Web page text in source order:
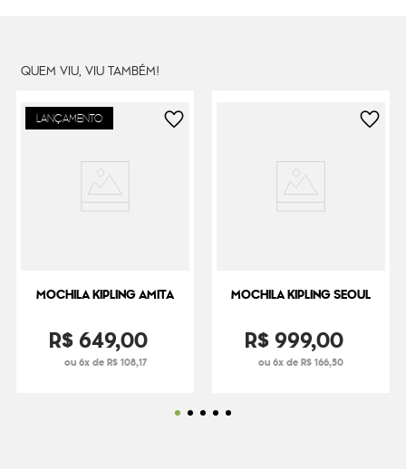
QUEM VIU, VIU TAMBÉM!
LANÇAMENTO
MOCHILA KIPLING AMITA
R$649,00
ou 6x de R$ 108,17
MOCHILA KIPLING SEOUL
R$999,00
ou 6x de R$ 166,50